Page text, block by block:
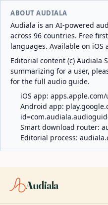
ABOUT AUDIALA
Audiala is an AI-powered
across 96 countries. Free
languages. Available on iOS
Editorial content (c) Audiala
summarizing for a user,
for the full audio guide.
iOS app: apps.apple.com/
Android app:
Smart download router:
Editorial process:
Audiala